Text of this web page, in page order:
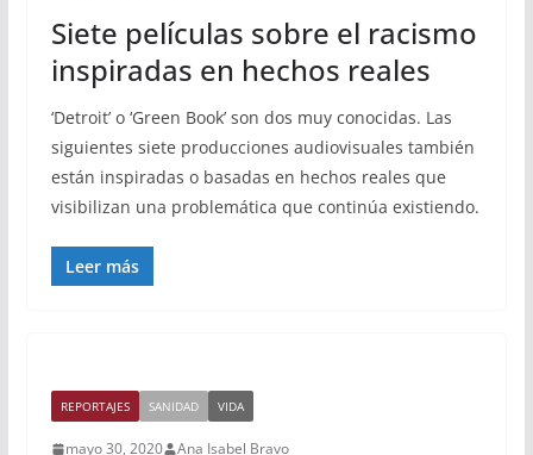
Siete películas sobre el racismo
inspiradas en hechos reales
‘Detroit’ o ‘Green Book’ son dos muy conocidas. Las
siguientes siete producciones audiovisuales también
están inspiradas o basadas en hechos reales que
visibilizan una problemática que continúa existiendo.
Leer más
REPORTAJES SANIDAD VIDA
mayo 30, 2020 Ana Isabel Bravo